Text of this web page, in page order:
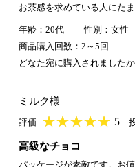
お茶感を求めている人にたま
年齢：20代
性別：女性
商品購入回数：2～5回
どなた宛に購入されました
ミルク様
評価 ★★★★★
★★★★★ 5
高級なチョコ
パッケージが素敵です。お